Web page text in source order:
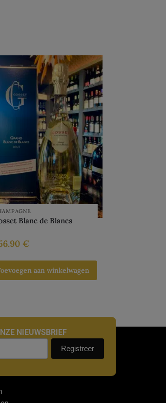
Blanc de Blancs
€
aan winkelwagen
NIEUWSBRIEF
Registreer